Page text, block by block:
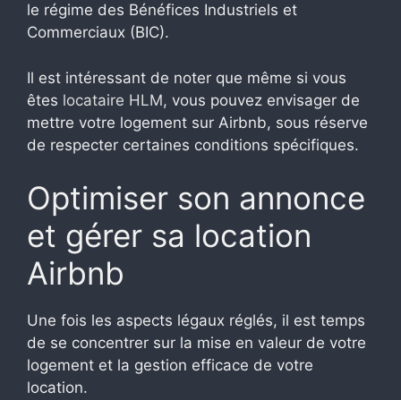
le régime des Bénéfices Industriels et
Commerciaux (BIC).
Il est intéressant de noter que même si vous
êtes locataire HLM, vous pouvez envisager de
mettre votre logement sur Airbnb, sous réserve
de respecter certaines conditions spécifiques.
Optimiser son annonce
et gérer sa location
Airbnb
Une fois les aspects légaux réglés, il est temps
de se concentrer sur la mise en valeur de votre
logement et la gestion efficace de votre
location.